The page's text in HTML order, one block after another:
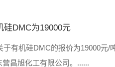
硅DMC为19000元
机硅DMC的报价为19000元/
昌旭化工有限公司。......